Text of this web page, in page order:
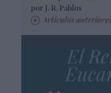
por J. R. Pablos
Artículos anteriores
El